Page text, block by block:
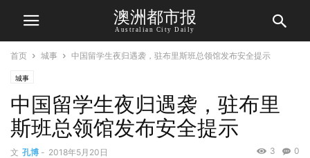
澳洲都市报
Australian City Daily
首页 城事 中国留学生夜归遇袭，驻布里斯班总领馆发布安全提示
城事
中国留学生夜归遇袭，驻布里
斯班总领馆发布安全提示
文 孔博 - 2018年5月20日 0
3